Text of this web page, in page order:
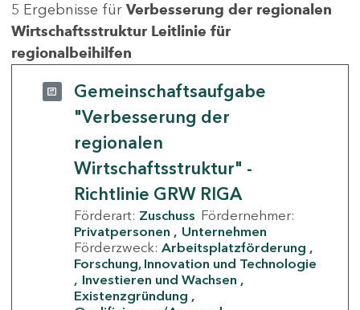
5 Ergebnisse für Verbesserung der regionalen
Wirtschaftsstruktur Leitlinie für
regionalbeihilfen
Gemeinschaftsaufgabe
"Verbesserung der
regionalen
Wirtschaftsstruktur" -
Richtlinie GRW RIGA
Förderart: Zuschuss Fördernehmer:
Privatpersonen
Unternehmen
Förderzweck: Arbeitsplatzförderung
Forschung, Innovation und Technologie
Investieren und Wachsen
Existenzgründung